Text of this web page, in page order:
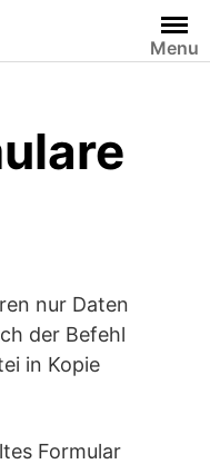
Menu
nur Daten
der Befehl
in Kopie
Formular